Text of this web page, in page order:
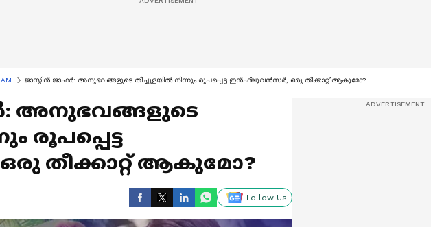
ജാസ്മിന്‍ ജാഫര്‍: അനുഭവങ്ങളുടെ തീച്ചൂളയില്‍ നിന്നും രൂപപ്പെട്ട ഇന്‍ഫ്ലുവന്‍സര്‍, ഒരു തീക്കാറ്റ് ആകുമോ?
അനുഭവങ്ങളുടെ
രൂപപ്പെട്ട
തീക്കാറ്റ് ആകുമോ?
Follow Us